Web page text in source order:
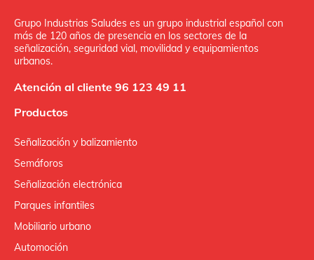
Grupo Industrias Saludes es un grupo industrial español con
más de 120 años de presencia en los sectores de la
señalización, seguridad vial, movilidad y equipamientos
urbanos.
Atención al cliente 96 123 49 11
Productos
Señalización y balizamiento
Semáforos
Señalización electrónica
Parques infantiles
Mobiliario urbano
Automoción